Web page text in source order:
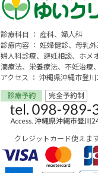
診療科目 ： 産科、婦人科
診療内容 ： 妊婦健診、母乳
婦人科診療、避妊相談、ホメ
滴療法、栄養療法、不妊治療
アクセス ： 沖縄県沖縄市登
クレジットカード使えま